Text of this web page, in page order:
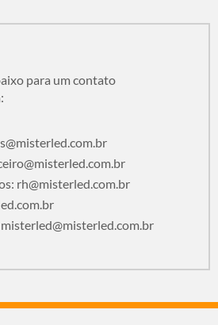
para um contato
rh@misterled.com.br
misterled@misterled.com.br